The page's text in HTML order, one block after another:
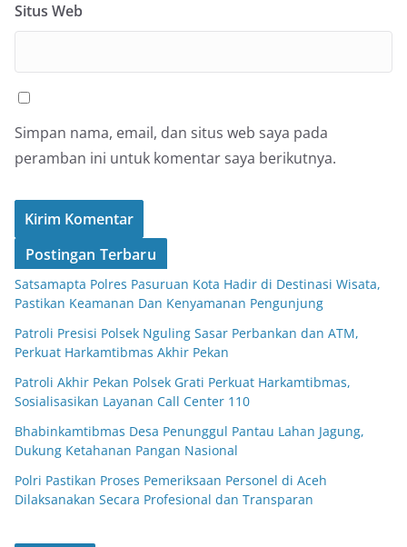
Situs Web
Simpan nama, email, dan situs web saya pada
peramban ini untuk komentar saya berikutnya.
Postingan Terbaru
Satsamapta Polres Pasuruan Kota Hadir di Destinasi Wisata,
Pastikan Keamanan Dan Kenyamanan Pengunjung
Patroli Presisi Polsek Nguling Sasar Perbankan dan ATM,
Perkuat Harkamtibmas Akhir Pekan
Patroli Akhir Pekan Polsek Grati Perkuat Harkamtibmas,
Sosialisasikan Layanan Call Center 110
Bhabinkamtibmas Desa Penunggul Pantau Lahan Jagung,
Dukung Ketahanan Pangan Nasional
Polri Pastikan Proses Pemeriksaan Personel di Aceh
Dilaksanakan Secara Profesional dan Transparan